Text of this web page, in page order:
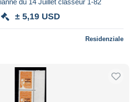
± 5,19 USD
Residenziale